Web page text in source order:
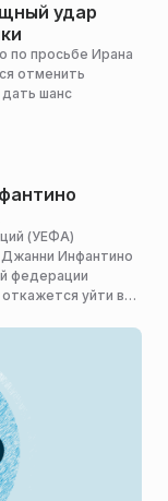
удар
по просьбе Ирана
отменить
шанс
(УЕФА)
Джанни Инфантино
федерации
уйти в